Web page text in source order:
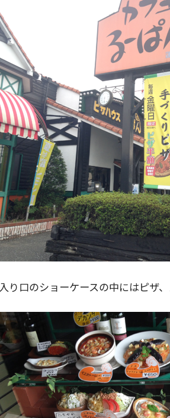
入り口のショーケースの中にはピザ